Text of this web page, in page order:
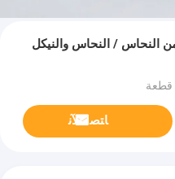
النحاس / النحاس والنيكل
ﺎﺘﺼﻟ ﺍﻶﻧ